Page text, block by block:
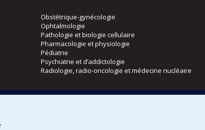
Obstétrique-gynécologie
Ophtalmologie
Pathologie et biologie cellulaire
Pharmacologie et physiologie
Pédiatrie
Psychiatrie et d’addictologie
Radiologie, radio-oncologie et médecine nucléaire